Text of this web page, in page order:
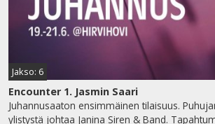
Jakso: 6
Encounter 1. Jasmin Saari
Juhannusaaton ensimmäinen tilaisuus.
ylistystä johtaa Janina Siren & Band.